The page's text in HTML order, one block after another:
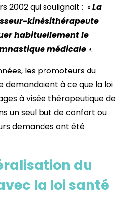
2002 qui soulignait : «La
kinésithérapeute
habituellement le
médicale».
les promoteurs du
demandaient à ce que la loi
à visée thérapeutique de
un seul but de confort ou
demandes ont été
du
la loi santé